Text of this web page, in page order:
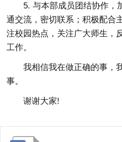
5. 与本部成员团结协作，
通交流，密切联系；积极配合
注校园热点，关注广大师生，
工作。
我相信我在做正确的事，
事。
谢谢大家!